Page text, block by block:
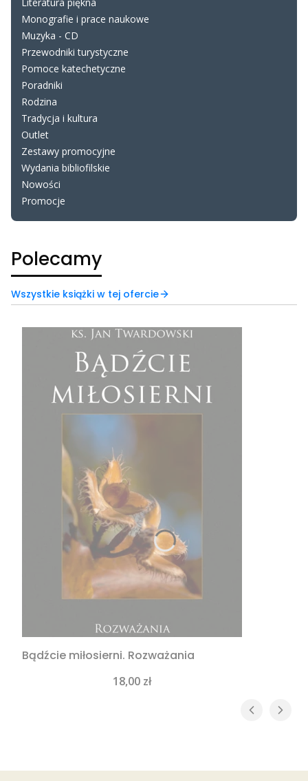
Monografie i prace naukowe
Muzyka - CD
Przewodniki turystyczne
Pomoce katechetyczne
Poradniki
Rodzina
Tradycja i kultura
Outlet
Zestawy promocyjne
Wydania bibliofilskie
Nowości
Promocje
Koniec menu
Polecamy
Wszystkie książki w tej ofercie
Bądźcie miłosierni. Rozważania
Cena
18,00 zł